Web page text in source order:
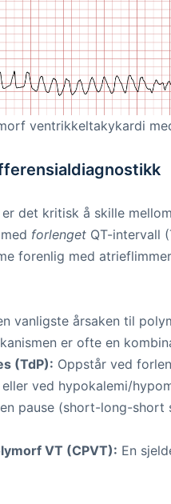
ventrikkeltakykardi
det kritisk å skille
forlenget QT-intervall
forenlig med
vanligste årsaken til
er ofte en
(TdP): Oppstår ved
ved hypokalemi/
pause (short-long-short
VT (CPVT): En